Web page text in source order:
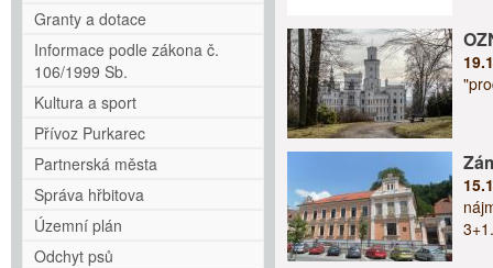
Granty a dotace
Informace podle zákona č.
106/1999 Sb.
Kultura a sport
Přívoz Purkarec
Partnerská města
Správa hřbitova
Územní plán
Odchyt psů